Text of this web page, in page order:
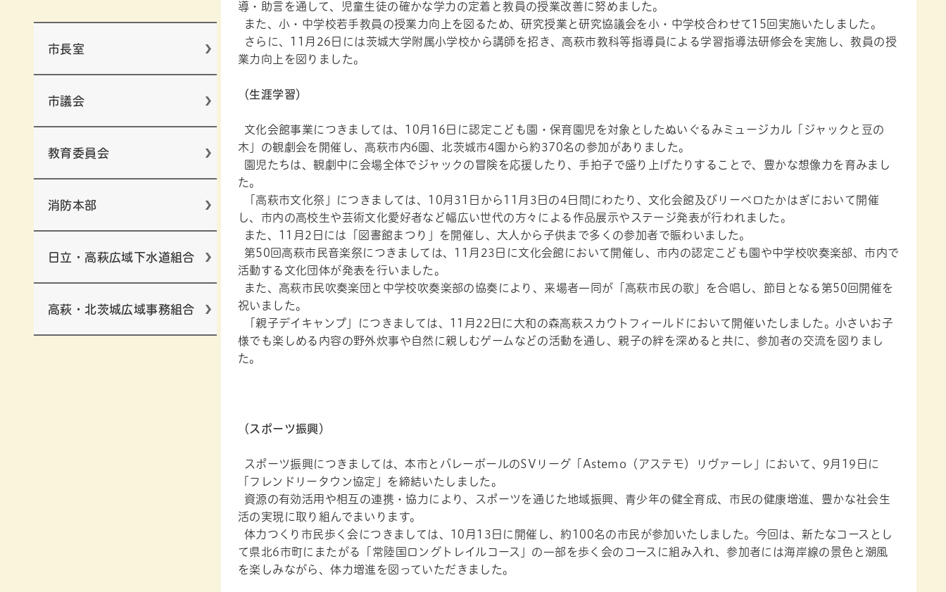
市長室
市議会
教育委員会
消防本部
日立・高萩広域下水道組合
高萩・北茨城広域事務組合
導・助言を通して、児童生徒の確かな学力の定着と教員の授業改善に努めました。
また、小・中学校若手教員の授業力向上を図るため、研究授業と研究協議会を小・中学校合わせて15回実施いたしました。
さらに、11月26日には茨城大学附属小学校から講師を招き、高萩市教科等指導員による学習指導法研修会を実施し、教員の授
業力向上を図りました。
（生涯学習）
文化会館事業につきましては、10月16日に認定こども園・保育園児を対象としたぬいぐるみミュージカル「ジャックと豆の
木」の観劇会を開催し、高萩市内6園、北茨城市4園から約370名の参加がありました。
園児たちは、観劇中に会場全体でジャックの冒険を応援したり、手拍子で盛り上げたりすることで、豊かな想像力を育みまし
た。
「高萩市文化祭」につきましては、10月31日から11月3日の4日間にわたり、文化会館及びリーベロたかはぎにおいて開催
し、市内の高校生や芸術文化愛好者など幅広い世代の方々による作品展示やステージ発表が行われました。
また、11月2日には「図書館まつり」を開催し、大人から子供まで多くの参加者で賑わいました。
第50回高萩市民音楽祭につきましては、11月23日に文化会館において開催し、市内の認定こども園や中学校吹奏楽部、市内で
活動する文化団体が発表を行いました。
また、高萩市民吹奏楽団と中学校吹奏楽部の協奏により、来場者一同が「高萩市民の歌」を合唱し、節目となる第50回開催を
祝いました。
「親子デイキャンプ」につきましては、11月22日に大和の森高萩スカウトフィールドにおいて開催いたしました。小さいお子
様でも楽しめる内容の野外炊事や自然に親しむゲームなどの活動を通し、親子の絆を深めると共に、参加者の交流を図りまし
た。
（スポーツ振興）
スポーツ振興につきましては、本市とバレーボールのSVリーグ「Astemo（アステモ）リヴァーレ」において、9月19日に
「フレンドリータウン協定」を締結いたしました。
資源の有効活用や相互の連携・協力により、スポーツを通じた地域振興、青少年の健全育成、市民の健康増進、豊かな社会生
活の実現に取り組んでまいります。
体力つくり市民歩く会につきましては、10月13日に開催し、約100名の市民が参加いたしました。今回は、新たなコースとし
て県北6市町にまたがる「常陸国ロングトレイルコース」の一部を歩く会のコースに組み入れ、参加者には海岸線の景色と潮風
を楽しみながら、体力増進を図っていただきました。